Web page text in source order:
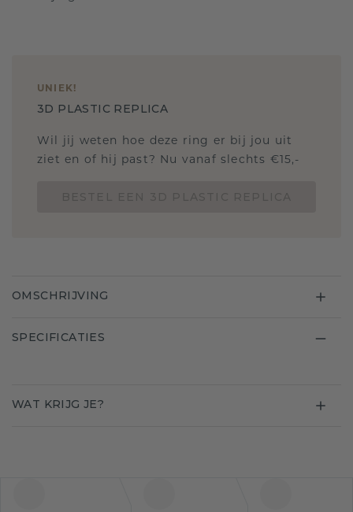
UNIEK!
3D PLASTIC REPLICA
Wil jij weten hoe deze ring er bij jou uit
ziet en of hij past? Nu vanaf slechts €15,-
OMSCHRIJVING
SPECIFICATIES
WAT KRIJG JE?